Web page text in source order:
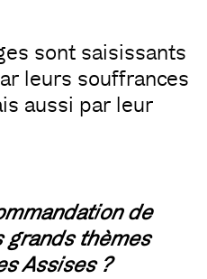
sont saisissants
leurs souffrances
aussi par leur
de
grands thèmes
Assises ?